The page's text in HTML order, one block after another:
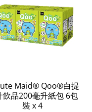
Maid® Qoo®白提
飲品200毫升紙包 6包
裝 x 4